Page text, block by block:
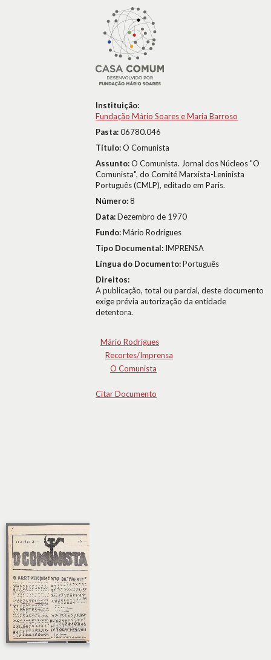
Instituição:
Fundação Mário Soares e Maria Barroso
Pasta:06780.046
Título:O Comunista
Assunto:O Comunista. Jornal dos Núcleos "O
Comunista", do Comité Marxista-Leninista
Português (CMLP), editado em Paris.
Número:8
Data:Dezembro de 1970
Fundo:Mário Rodrigues
Tipo Documental: IMPRENSA
Língua do Documento:Português
Direitos:
A publicação, total ou parcial, deste documento
exige prévia autorização da entidade
detentora.
Mário Rodrigues
Recortes/Imprensa
O Comunista
Citar Documento